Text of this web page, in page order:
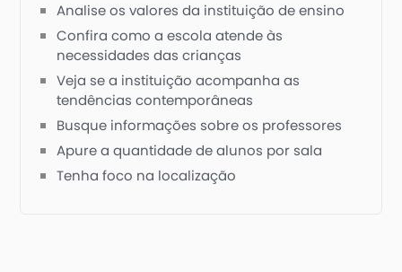
Analise os valores da instituição de ensino
Confira como a escola atende às
necessidades das crianças
Veja se a instituição acompanha as
tendências contemporâneas
Busque informações sobre os professores
Apure a quantidade de alunos por sala
Tenha foco na localização